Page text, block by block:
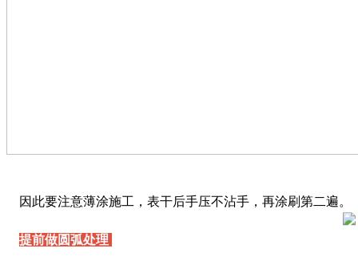
因此要注意薄涂施工，表干后手压不沾手，再涂刷第二遍。
提前做圆弧处理